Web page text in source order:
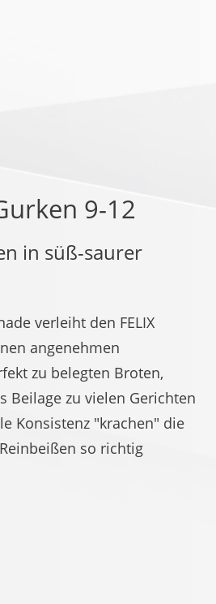
9-12
in süß-saurer
verleiht den FELIX
angenehmen
zu belegten Broten,
Beilage zu vielen Gerichten
Konsistenz "krachen" die
so richtig